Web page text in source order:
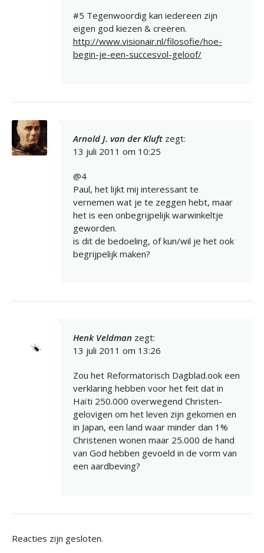
#5 Tegenwoordig kan iedereen zijn
eigen god kiezen & creëren.
http://www.visionair.nl/filosofie/hoe-
begin-je-een-succesvol-geloof/
Arnold J. van der Kluft zegt:
13 juli 2011 om 10:25
@4
Paul, het lijkt mij interessant te
vernemen wat je te zeggen hebt, maar
het is een onbegrijpelijk warwinkeltje
geworden.
is dit de bedoeling, of kun/wil je het ook
begrijpelijk maken?
Henk Veldman zegt:
13 juli 2011 om 13:26
Zou het Reformatorisch Dagblad.ook een
verklaring hebben voor het feit dat in
Haïti 250.000 overwegend Christen-
gelovigen om het leven zijn gekomen en
in Japan, een land waar minder dan 1%
Christenen wonen maar 25.000 de hand
van God hebben gevoeld in de vorm van
een aardbeving?
Reacties zijn gesloten.